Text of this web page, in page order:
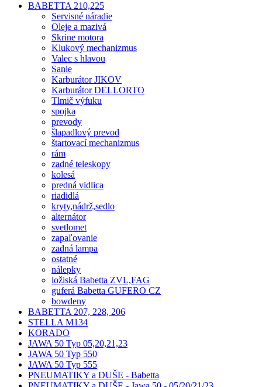
BABETTA 210,225
Servisné náradie
Oleje a mazivá
Skrine motora
Klukový mechanizmus
Valec s hlavou
Sanie
Karburátor JIKOV
Karburátor DELLORTO
Tlmič výfuku
spojka
prevody
šlapadlový prevod
štartovací mechanizmus
rám
zadné teleskopy
kolesá
predná vidlica
riadidlá
kryty,nádrž,sedlo
alternátor
svetlomet
zapaľovanie
zadná lampa
ostatné
nálepky
ložiská Babetta ZVL,FAG
guferá Babetta GUFERO CZ
bowdeny
BABETTA 207, 228, 206
STELLA M134
KORADO
JAWA 50 Typ 05,20,21,23
JAWA 50 Typ 550
JAWA 50 Typ 555
PNEUMATIKY a DUŠE - Babetta